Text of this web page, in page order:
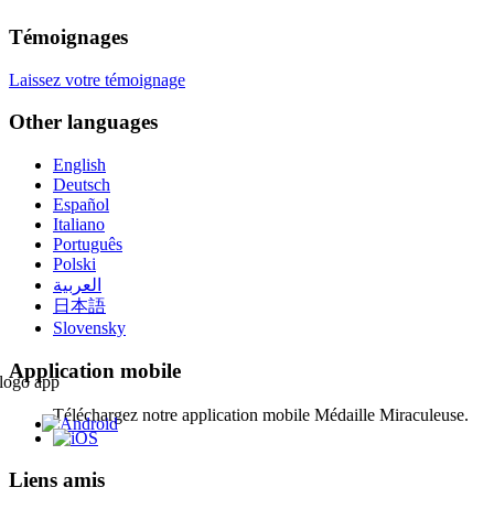
Témoignages
Laissez votre témoignage
Other languages
English
Deutsch
Español
Italiano
Português
Polski
العربية
日本語
Slovensky
Application mobile
Téléchargez notre application mobile Médaille Miraculeuse.
Liens amis